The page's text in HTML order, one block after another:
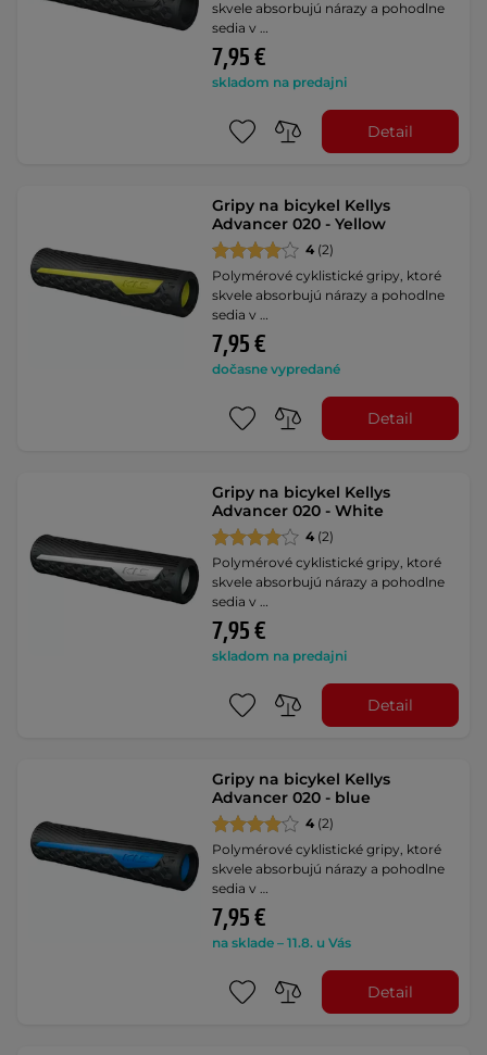
skvele absorbujú nárazy a pohodlne
sedia v …
7,95 €
skladom na predajni
Detail
Gripy na bicykel Kellys
Advancer 020 - Yellow
4 (2)
Polymérové cyklistické gripy, ktoré
skvele absorbujú nárazy a pohodlne
sedia v …
7,95 €
dočasne vypredané
Detail
Gripy na bicykel Kellys
Advancer 020 - White
4 (2)
Polymérové cyklistické gripy, ktoré
skvele absorbujú nárazy a pohodlne
sedia v …
7,95 €
skladom na predajni
Detail
Gripy na bicykel Kellys
Advancer 020 - blue
4 (2)
Polymérové cyklistické gripy, ktoré
skvele absorbujú nárazy a pohodlne
sedia v …
7,95 €
na sklade – 11.8. u Vás
Detail